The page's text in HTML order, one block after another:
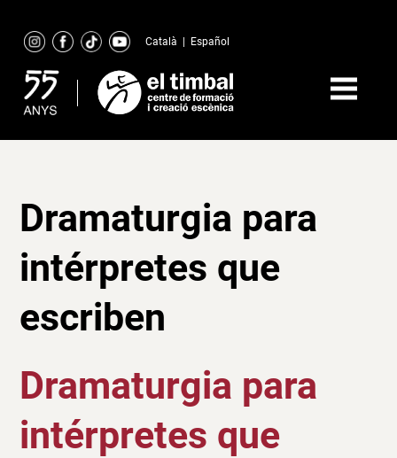
content
Català Español
Dramaturgia para
intérpretes que
escriben
Dramaturgia para
intérpretes que